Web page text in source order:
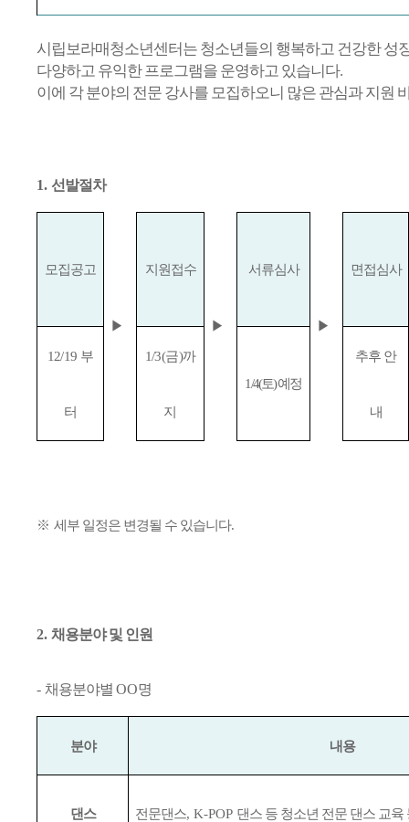
시립보라매청소년센터는 청소년들의 행복하고 건강한 성
다양하고 유익한 프로그램을 운영하고 있습니다.
이에 각 분야의 전문 강사를 모집하오니 많은 관심과 지원
1. 선발절차
모집공고
▶
지원접수
▶
서류심사
▶
면접심사
12/19 부
터
1/3(금)까
지
1/4(토)예정
추후 안
내
※ 세부 일정은 변경될 수 있습니다.
2. 채용분야 및 인원
- 채용분야별 OO명
분야 내용
댄스 전문댄스, K-POP 댄스 등 청소년 전문 댄스 교육